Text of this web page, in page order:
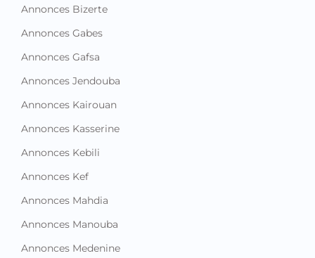
Annonces Bizerte
Annonces Gabes
Annonces Gafsa
Annonces Jendouba
Annonces Kairouan
Annonces Kasserine
Annonces Kebili
Annonces Kef
Annonces Mahdia
Annonces Manouba
Annonces Medenine